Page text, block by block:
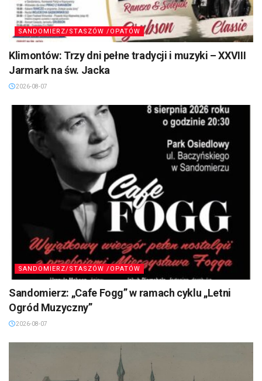
SANDOMIERZ/STASZÓW /OPATÓW
Klimontów: Trzy dni pełne tradycji i muzyki – XXVIII
Jarmark na św. Jacka
2026-08-07
SANDOMIERZ/STASZÓW /OPATÓW
Sandomierz: „Cafe Fogg” w ramach cyklu „Letni
Ogród Muzyczny”
2026-08-07